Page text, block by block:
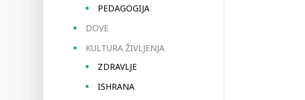
PEDAGOGIJA
DOVE
KULTURA ŽIVLJENJA
ZDRAVLJE
ISHRANA